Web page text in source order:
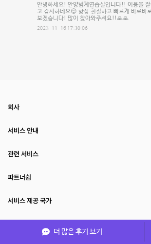
안녕하세요! 안양범계연습실입니다!! 이용을
고 감사하네요😊 항상 친절하고 빠르게 바로바
보겠습니다! 많이 찾아와주셔요!!🙏🙏
2023-11-16 17:30:06
더 많은 후기 보기
회사
서비스 안내
관련 서비스
파트너쉽
서비스 제공 국가
(주)NSPACE 사업자정보